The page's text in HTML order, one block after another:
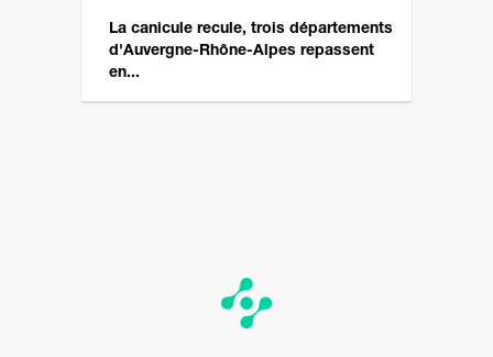
La canicule recule, trois départements
d'Auvergne-Rhône-Alpes repassent
en...